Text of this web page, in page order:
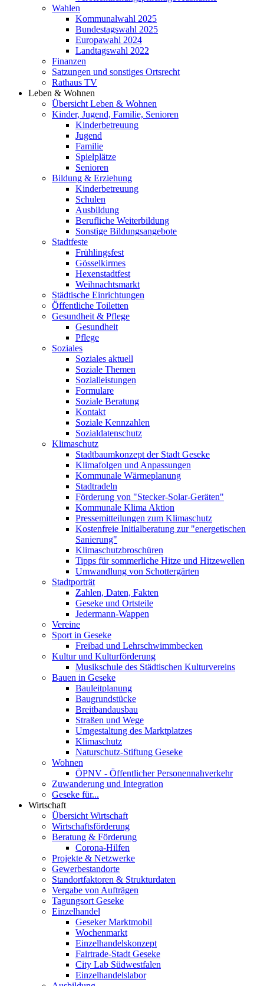
Wahlen
Kommunalwahl 2025
Bundestagswahl 2025
Europawahl 2024
Landtagswahl 2022
Finanzen
Satzungen und sonstiges Ortsrecht
Rathaus TV
Leben & Wohnen
Übersicht Leben & Wohnen
Kinder, Jugend, Familie, Senioren
Kinderbetreuung
Jugend
Familie
Spielplätze
Senioren
Bildung & Erziehung
Kinderbetreuung
Schulen
Ausbildung
Berufliche Weiterbildung
Sonstige Bildungsangebote
Stadtfeste
Frühlingsfest
Gösselkirmes
Hexenstadtfest
Weihnachtsmarkt
Städtische Einrichtungen
Öffentliche Toiletten
Gesundheit & Pflege
Gesundheit
Pflege
Soziales
Soziales aktuell
Soziale Themen
Sozialleistungen
Formulare
Soziale Beratung
Kontakt
Soziale Kennzahlen
Sozialdatenschutz
Klimaschutz
Stadtbaumkonzept der Stadt Geseke
Klimafolgen und Anpassungen
Kommunale Wärmeplanung
Stadtradeln
Förderung von "Stecker-Solar-Geräten"
Kommunale Klima Aktion
Pressemitteilungen zum Klimaschutz
Kostenfreie Initialberatung zur "energetischen
Sanierung"
Klimaschutzbroschüren
Tipps für sommerliche Hitze und Hitzewellen
Umwandlung von Schottergärten
Stadtporträt
Zahlen, Daten, Fakten
Geseke und Ortsteile
Jedermann-Wappen
Vereine
Sport in Geseke
Freibad und Lehrschwimmbecken
Kultur und Kulturförderung
Musikschule des Städtischen Kulturvereins
Bauen in Geseke
Bauleitplanung
Baugrundstücke
Breitbandausbau
Straßen und Wege
Umgestaltung des Marktplatzes
Klimaschutz
Naturschutz-Stiftung Geseke
Wohnen
ÖPNV - Öffentlicher Personennahverkehr
Zuwanderung und Integration
Geseke für...
Wirtschaft
Übersicht Wirtschaft
Wirtschaftsförderung
Beratung & Förderung
Corona-Hilfen
Projekte & Netzwerke
Gewerbestandorte
Standortfaktoren & Strukturdaten
Vergabe von Aufträgen
Tagungsort Geseke
Einzelhandel
Geseker Marktmobil
Wochenmarkt
Einzelhandelskonzept
Fairtrade-Stadt Geseke
City Lab Südwestfalen
Einzelhandelslabor